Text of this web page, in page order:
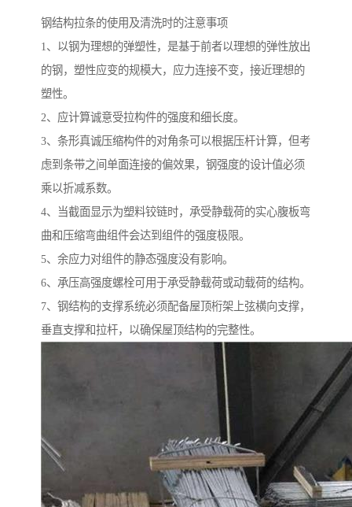
钢结构拉条的使用及清洗时的注意事项
1、以钢为理想的弹塑性，是基于前者以理想的弹性放出
的钢，塑性应变的规模大，应力连接不变，接近理想的
塑性。
2、应计算诚意受拉构件的强度和细长度。
3、条形真诚压缩构件的对角条可以根据压杆计算，但考
虑到条带之间单面连接的偏效果，钢强度的设计值必须
乘以折减系数。
4、当截面显示为塑料铰链时，承受静载荷的实心腹板弯
曲和压缩弯曲组件会达到组件的强度极限。
5、余应力对组件的静态强度没有影响。
6、承压高强度螺栓可用于承受静载荷或动载荷的结构。
7、钢结构的支撑系统必须配备屋顶桁架上弦横向支撑，
垂直支撑和拉杆，以确保屋顶结构的完整性。